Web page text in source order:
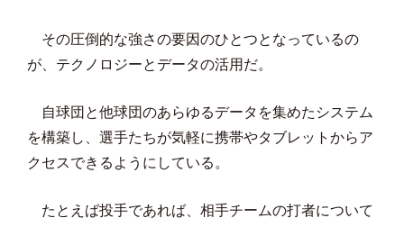
その圧倒的な強さの要因のひとつとなっているの
が、テクノロジーとデータの活用だ。
自球団と他球団のあらゆるデータを集めたシステム
を構築し、選手たちが気軽に携帯やタブレットからア
クセスできるようにしている。
たとえば投手であれば、相手チームの打者について